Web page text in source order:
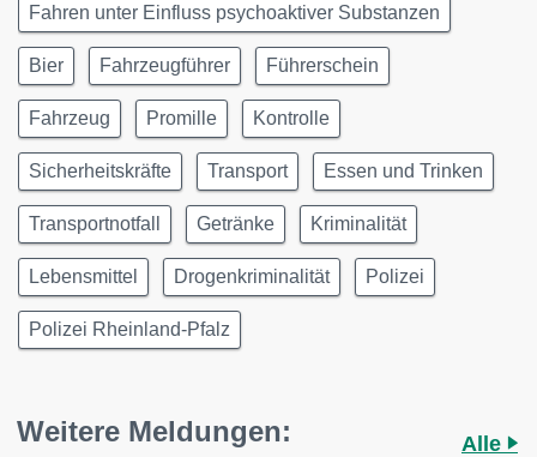
Fahren unter Einfluss psychoaktiver Substanzen
Bier Fahrzeugführer Führerschein
Fahrzeug Promille Kontrolle
Sicherheitskräfte Transport Essen und Trinken
Transportnotfall Getränke Kriminalität
Lebensmittel Drogenkriminalität Polizei
Polizei Rheinland-Pfalz
Weitere Meldungen:
Alle